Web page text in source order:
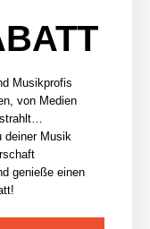
und -
und
dich nicht,
Sound zu
gleichzeitig
treu zu
Musikprofis
von Medien
deiner Musik
genieße einen